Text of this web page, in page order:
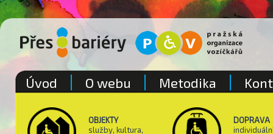
OBJEKTY
služby, kultura,
DOPRAVA
Úvod O webu Metodika